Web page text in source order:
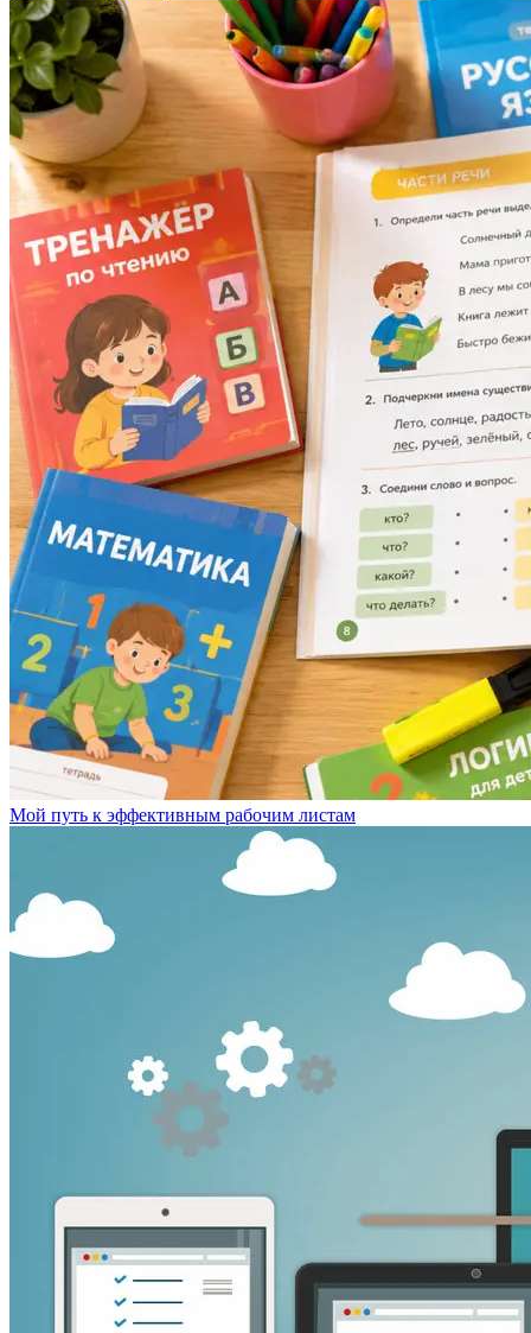
Мой путь к эффективным рабочим листам